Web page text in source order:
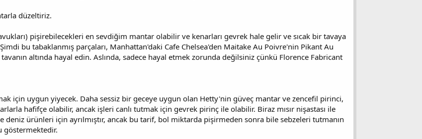
düzeltiriz.
pişirebilecekleri en sevdiğim mantar olabilir ve kenarları gevrek hale gelir ve sıcak bir tavaya
Şimdi bu tabaklanmış parçaları, Manhattan'daki Cafe Chelsea'den Maitake Au Poivre'nin Pikant Au
altında hayal edin. Aslında, sadece hayal etmek zorunda değilsiniz çünkü Florence Fabricant
için uygun yiyecek. Daha sessiz bir geceye uygun olan Hetty'nin güveç mantar ve zencefil pirinci,
hafifçe olabilir, ancak işleri canlı tutmak için gevrek pirinç ile olabilir. Biraz mısır nişastası ile
deniz ürünleri için ayrılmıştır, ancak bu tarif, bol miktarda pişirmeden sonra bile sebzeleri tutmanın